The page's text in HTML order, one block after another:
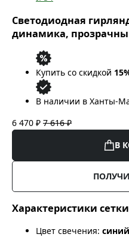
Светодиодная
динамика,
Купить со скидкой
В наличии в Ханты-
6 470 ₽ 7 616 ₽
В
Характеристики
Цвет свечения: синий